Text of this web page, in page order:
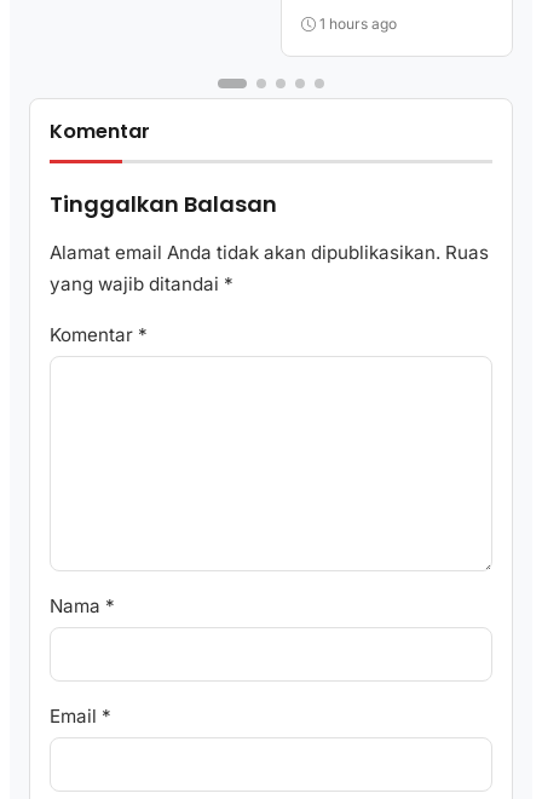
Wujudkan Akses Lebih
1 hours ago
Komentar
Tinggalkan Balasan
Alamat email Anda tidak akan dipublikasikan. Ruas
yang wajib ditandai *
Komentar *
Nama *
Email *